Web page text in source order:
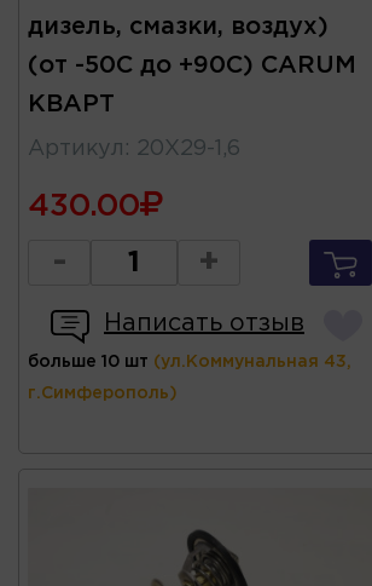
дизель, смазки, воздух)
(от -50С до +90С) CARUM
КВАРТ
Артикул : 20X29-1,6
430.00
- +
Написать отзыв
больше 10 шт (ул.Коммунальная 43,
г.Симферополь)